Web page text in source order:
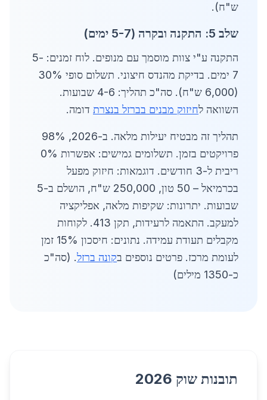
ש"ח).
שלב 5: התקנה ובקרה (5-7 ימים)
התקנה ע"י צוות מוסמך עם מנופים. לוח זמנים: 5-
7 ימים. בדיקת מהנדס חיצוני. תשלום סופי 30%
(6,000 ש"ח). סה"כ תהליך: 4-6 שבועות.
השוואה לחיזוק מבנים בברזל בנצרת דומה.
תהליך זה מבטיח יעילות מלאה. ב-2026, 98%
פרויקטים בזמן. תשלומים גמישים: אפשרות 0%
ריבית ל-3 חודשים. דוגמאות: חיזוק מפעל
בכרמיאל – 50 טון, 250,000 ש"ח, הושלם ב-5
שבועות. יתרונות: שקיפות מלאה, אפליקציה
למעקב. התאמה לרעידות, תקן 413. לקוחות
מקבלים תעודת עמידה. נתונים: חיסכון 15% זמן
לעומת מרכז. פרטים נוספים בקונה ברזל. (סה"כ
כ-1350 מילים)
תובנות שוק 2026